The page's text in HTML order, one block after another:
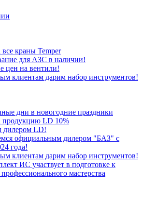
краны Temper
для АЗС в наличии!
цен на вентили!
клиентам дарим набор инструментов!
дни в новогодние праздники
продукцию LD 10%
дилером LD!
официальным дилером "БАЗ" с
года!
клиентам дарим набор инструментов!
ИС участвует в подготовке к
мастерства